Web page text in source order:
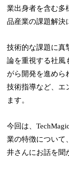
業出身者を含む多
品産業の課題解決
技術的な課題に真
論を重視する社風
がら開発を進めら
技術指導など、エ
ます。
今回は、
業の特徴について
井さんにお話を聞